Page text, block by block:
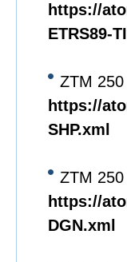
https://
ETRS89-
ZTM
https://
SHP.xml
ZTM
https://
DGN.xml